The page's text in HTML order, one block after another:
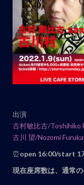
ン
ト
ナ
ビ
ゲ
ー
ン
出演
古村敏比古/Toshihiko
古川 望/Nozomi
⏰open 16:00/start
現在座席数は、通常の